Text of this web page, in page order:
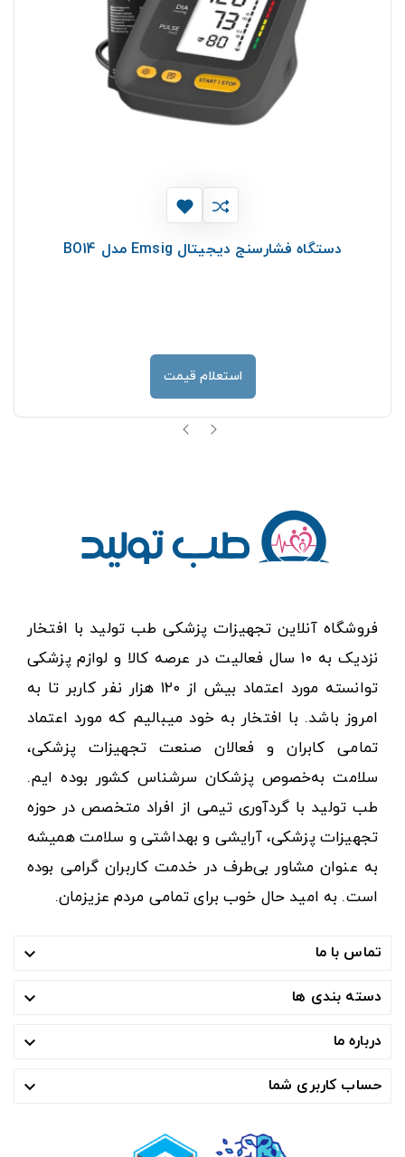
دستگاه فشارسنج دیجیتال Emsig مدل BO14
استعلام قیمت
فروشگاه آنلاین تجهیزات پزشکی طب تولید با افتخار
نزدیک به ۱۰ سال فعالیت در عرصه کالا و لوازم پزشکی
توانسته مورد اعتماد بیش از ۱۲۰ هزار نفر کاربر تا به
امروز باشد. با افتخار به خود میبالیم که مورد اعتماد
تمامی کابران و فعالان صنعت تجهیزات پزشکی،
سلامت به‌خصوص پزشکان سرشناس کشور بوده ایم.
طب تولید با گردآوری تیمی از افراد متخصص در حوزه
تجهیزات پزشکی، آرایشی و بهداشتی و سلامت همیشه
به عنوان مشاور بی‌طرف در خدمت کاربران گرامی بوده
است. به امید حال خوب برای تمامی مردم عزیزمان.
تماس با ما 
دسته بندی ها 
درباره ما 
حساب کاربری شما 